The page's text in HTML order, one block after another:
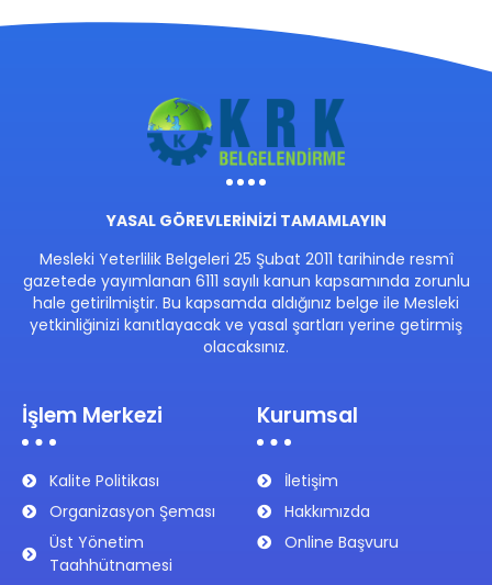
YASAL GÖREVLERİNİZİ TAMAMLAYIN
Mesleki Yeterlilik Belgeleri 25 Şubat 2011 tarihinde resmî
gazetede yayımlanan 6111 sayılı kanun kapsamında zorunlu
hale getirilmiştir. Bu kapsamda aldığınız belge ile Mesleki
yetkinliğinizi kanıtlayacak ve yasal şartları yerine getirmiş
olacaksınız.
İşlem Merkezi
Kalite Politikası
Organizasyon Şeması
Üst Yönetim
Taahhütnamesi
Kurumsal
İletişim
Hakkımızda
Online Başvuru